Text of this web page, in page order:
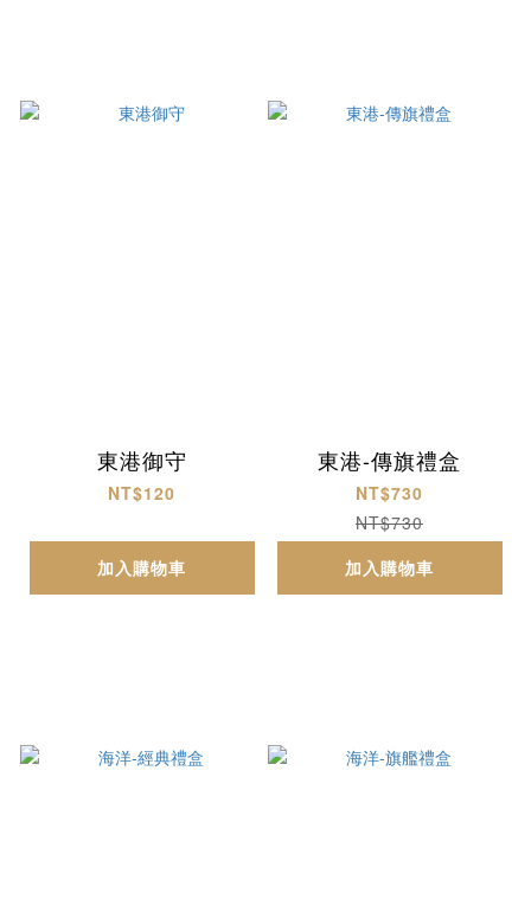
東港御守
NT$120
加入購物車
東港-傳旗禮盒
NT$730
NT$730
加入購物車